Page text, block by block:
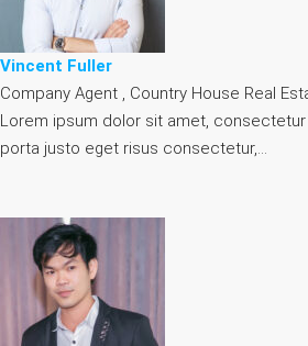
Vincent Fuller
Company Agent , Country House Real
Lorem ipsum dolor sit amet, consectetur
porta justo eget risus consectetur,…